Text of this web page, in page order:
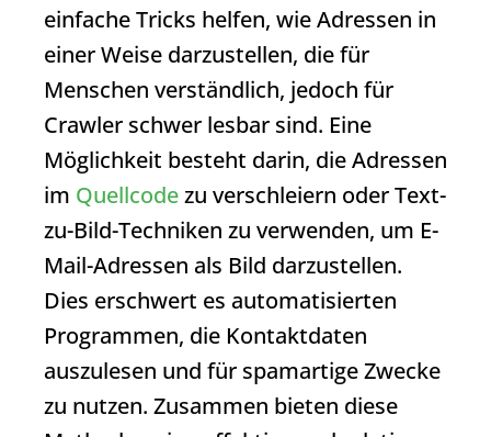
einfache Tricks helfen, wie Adressen in
einer Weise darzustellen, die für
Menschen verständlich, jedoch für
Crawler schwer lesbar sind. Eine
Möglichkeit besteht darin, die Adressen
im Quellcodezu verschleiern oder Text-
zu-Bild-Techniken zu verwenden, um E-
Mail-Adressen als Bild darzustellen.
Dies erschwert es automatisierten
Programmen, die Kontaktdaten
auszulesen und für spamartige Zwecke
zu nutzen. Zusammen bieten diese